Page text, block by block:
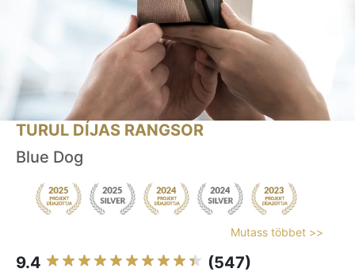
TURUL DÍJAS RANGSOR
Blue Dog
Mutass többet >>
9.4 (547)